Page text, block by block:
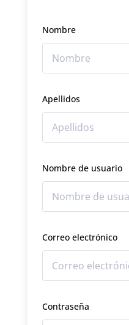
Nombre
Apellidos
Nombre de usuario
Correo electrónico
Contraseña